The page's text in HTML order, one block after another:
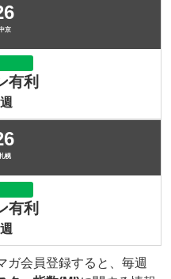
京
有利
幌
有利
ガ会員登録すると、毎週